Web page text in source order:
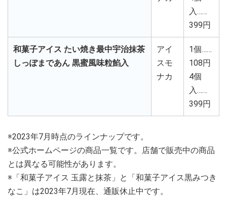
入……
399円
和菓子アイス たい焼き最中宇治抹茶
しっぽまであん 黒蜜風味粒餡入
アイ
スモ
ナカ
1個……
108円
4個
入……
399円
※2023年7月時点のラインナップです。
※公式ホームページの商品一覧です。店舗で販売中の商品
とは異なる可能性があります。
※「和菓子アイス 玉露と抹茶」と「和菓子アイス黒みつき
なこ」は2023年7月現在、通販休止中です。